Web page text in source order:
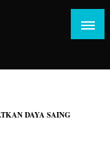
DAYA SAING